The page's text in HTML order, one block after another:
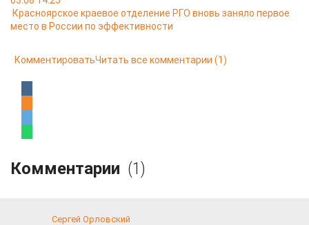
Красноярское краевое отделение РГО вновь заняло первое
место в России по эффективности
КомментироватьЧитать все комментарии (1)
Комментарии (1)
Сергей Орловский